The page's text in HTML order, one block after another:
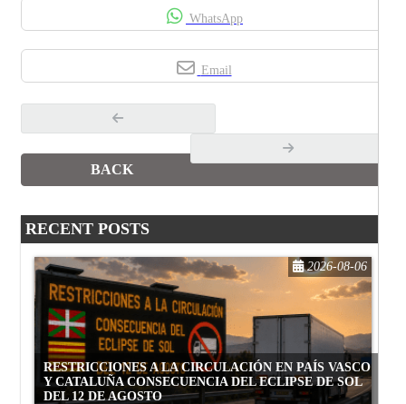
WhatsApp
Email
BACK
RECENT POSTS
RESTRICCIONES A LA CIRCULACIÓN EN PAÍS VASCO
Y CATALUÑA CONSECUENCIA DEL ECLIPSE DE SOL
DEL 12 DE AGOSTO
2026-08-06